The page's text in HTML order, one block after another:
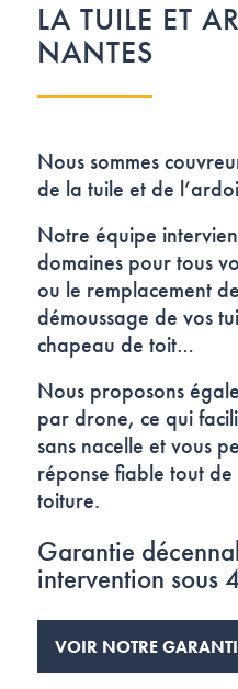
LA TUILE ET
NANTES
Nous sommes
de la tuile et de
Notre équipe
domaines pour tous
ou le remplacement
démoussage de vos
chapeau de toit…
Nous proposons
par drone, ce qui
sans nacelle et vous
réponse fiable tout de
toiture.
Garantie
intervention sous
VOIR NOTRE